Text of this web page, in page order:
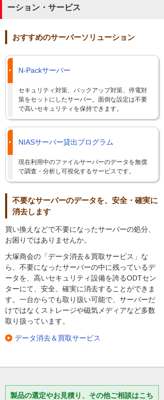
ーション・サービス
おすすめのサーバーソリューション
N-Packサーバー
セキュリティ対策、バックアップ対策、停電対
策をセットにしたサーバー。面倒な設定は不要
で高いセキュリティを保持できます。
NIASサーバー貸出プログラム
現在利用中のファイルサーバーのデータを無償
で調査・分析し可視化するサービスです。
不要なサーバーのデータを、安全・確実に
消去します
買い換えなどで不要になったサーバーの処分、
お困りではありませんか。
大塚商会の「データ消去＆買取サービス」な
ら、不要になったサーバーの中に残っているデ
ータを、高いセキュリティ設備を誇るODTセン
ターにて、安全、確実に消去することができま
す。一台からでも取り扱い可能で、サーバーだ
けではなくストレージや磁気メディアなど多数
取り扱っています。
データ消去＆買取サービス
製品の選定やお見積り、その他ご相談はこち